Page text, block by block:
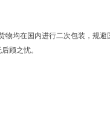
均在国内进行二次包装，规避
顾之忧。